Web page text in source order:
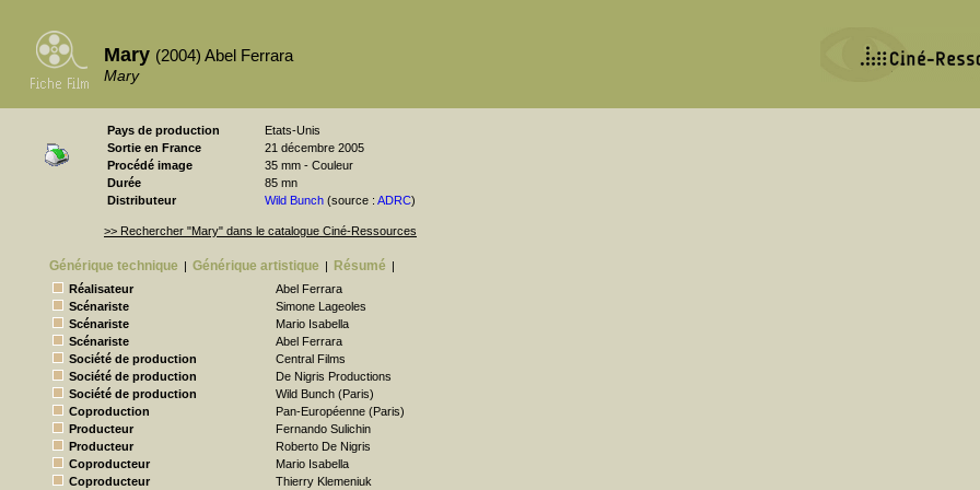
Mary (2004) Abel Ferrara
Mary
Pays de production
Etats-Unis
Sortie en France
21 décembre 2005
Procédé image
35 mm - Couleur
Durée
85 mn
Distributeur
Wild Bunch (source : ADRC)
>> Rechercher "Mary" dans le catalogue Ciné-Ressources
Générique technique | Générique artistique | Résumé |
Réalisateur
Abel Ferrara
Scénariste
Simone Lageoles
Scénariste
Mario Isabella
Scénariste
Abel Ferrara
Société de production
Central Films
Société de production
De Nigris Productions
Société de production
Wild Bunch (Paris)
Coproduction
Pan-Européenne (Paris)
Producteur
Fernando Sulichin
Producteur
Roberto De Nigris
Coproducteur
Mario Isabella
Coproducteur
Thierry Klemeniuk